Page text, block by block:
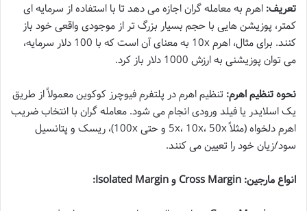
تعریف: اهرم به معامله گران اجازه می دهد تا با استفاده از سرمایه ای
کمتر، پوزیشن هایی با حجم بسیار بزرگ تر از موجودی واقعی خود باز
کنند. برای مثال، اهرم 10x به معنای آن است که با 100 دلار سرمایه،
می توان پوزیشنی به ارزش 1000 دلار باز کرد.
نحوه تنظیم اهرم: تنظیم اهرم در پلتفرم فیوچرز کوکوین معمولاً از طریق
یک اسلایدر یا فیلد ورودی انجام می شود. معامله گران با انتخاب ضریب
اهرم دلخواه (مثلاً 5x، 10x، 50x و حتی 100x)، ریسک و پتانسیل
سود/زیان خود را تعیین می کنند.
انواع مارجین: Cross Margin و Isolated Margin: